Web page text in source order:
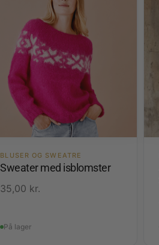
BLUSER OG SWEATRE
Sweater med isblomster
35,00 kr.
På lager